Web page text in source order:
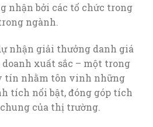
nhận bởi các tổ chức trong
ngành.
nhận giải thưởng danh giá
xuất sắc – một trong
tín nhằm tôn vinh những
tích nổi bật, đóng góp tích
của thị trường.